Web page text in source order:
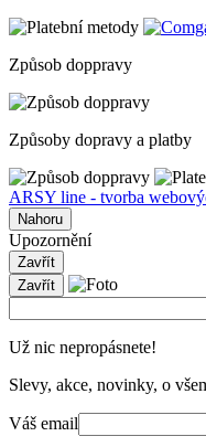
Způsob doppravy
Způsoby dopravy a platby
ARSY line - tvorba
Nahoru
Upozornění
Zavřít
Zavřít
Už nic nepropásnete!
Slevy, akce, novinky, o
Váš email